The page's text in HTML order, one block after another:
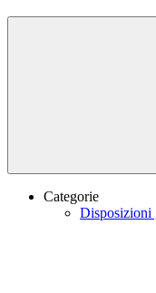
Categorie
Disposizioni